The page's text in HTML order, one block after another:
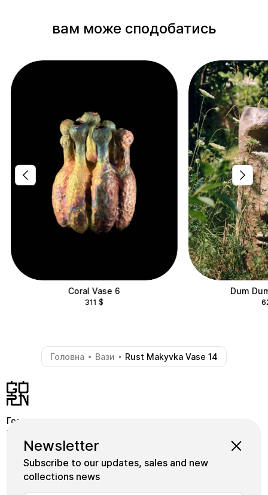
вам може сподобатись
Coral Vase 6
311 $
Dum
Головна - Вази - Rust Makyvka Vase 14
Newsletter
Subscribe to our updates, sales and new
collections news
Головна
Крамниця
Школа
Коллекції
Майстри
Плитка
Instagram
+380739339155